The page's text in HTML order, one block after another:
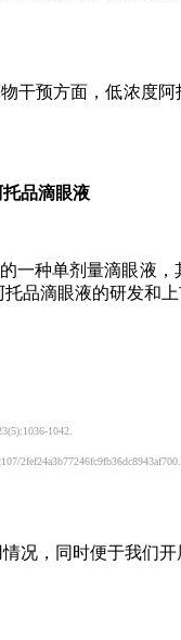
干预方面，低浓度
品滴眼液
单剂量滴眼液
托品滴眼液的研发
1042.
，同时便于我们